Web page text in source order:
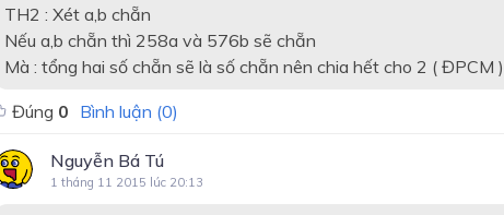
TH2 : Xét a,b chẵn
Nếu a,b chẵn thì 258a và 576b sẽ chẵn
Mà : tổng hai số chẵn sẽ là số chẵn nên chia hết cho 2 ( ĐPCM )
Đúng 0 Bình luận (0)
Nguyễn Bá Tú
1 tháng 11 2015 lúc 20:13